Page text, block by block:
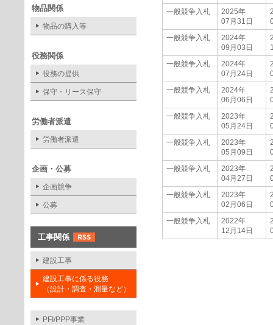
物品関係
物品の購入等
役務関係
役務の提供
保守・リース保守
労働者派遣
労働者派遣
企画・公募
企画競争
公募
工事関係
建設工事
建設工事に係る役務
（設計・調査・測量など）
PFI/PPP事業
一般競争入札
2025年
07月31日
一般競争入札
2024年
09月03日
一般競争入札
2024年
07月24日
一般競争入札
2024年
06月06日
一般競争入札
2023年
05月24日
一般競争入札
2023年
05月09日
一般競争入札
2023年
04月27日
一般競争入札
2023年
02月06日
一般競争入札
2022年
12月14日